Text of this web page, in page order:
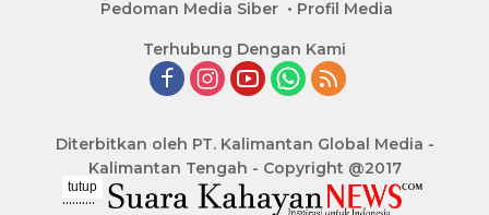
Pedoman Media Siber
Profil Media
Terhubung Dengan Kami
Diterbitkan oleh PT. Kalimantan Global Media -
Kalimantan Tengah - Copyright @2017
tutup
..........